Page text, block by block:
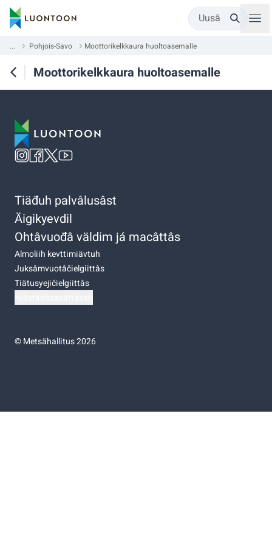
Uusâ
... Pohjois-Savo Moottorikelkkaura huoltoasemalle
Moottorikelkkaura huoltoasemalle
Tiäđuh palvâlusâst
Äigikyevdil
Ohtâvuođâ väldim já macâttâs
Almoliih kevttimiävtuh
Juksâmvuotâčielgiittâs
Tiätusyejičielgiittâs
©Metsähallitus 2026